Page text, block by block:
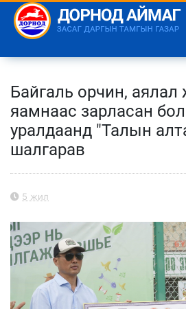
Байгаль орчин,
яамнаас зарласан
уралдаанд "Талын
шалгарав
5 жил